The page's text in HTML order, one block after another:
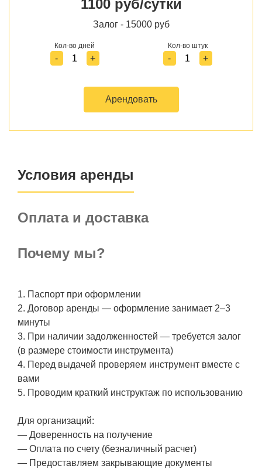
1100 руб/сутки
Залог - 15000 руб
Кол-во дней
- +
Кол-во штук
- +
Арендовать
Условия аренды
Оплата и доставка
Почему мы?
1. Паспорт при оформлении
2. Договор аренды — оформление занимает 2–3
минуты
3. При наличии задолженностей — требуется залог
(в размере стоимости инструмента)
4. Перед выдачей проверяем инструмент вместе с
вами
5. Проводим краткий инструктаж по использованию
Для организаций:
— Доверенность на получение
— Оплата по счету (безналичный расчет)
— Предоставляем закрывающие документы